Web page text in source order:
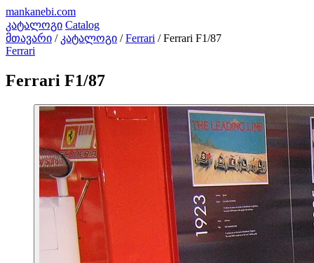
mankanebi.com
კატალოგი Catalog
მთავარი / კატალოგი / Ferrari / Ferrari F1/87
Ferrari
Ferrari F1/87